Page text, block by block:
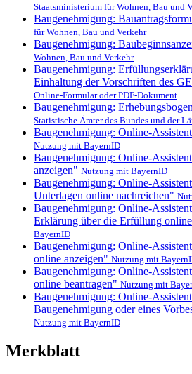
Staatsministerium für Wohnen, Bau und
Baugenehmigung:
für Wohnen, Bau und Verkehr
Baugenehmigung:
Wohnen, Bau und Verkehr
Baugenehmigung:
Einhaltung der Vorschriften des
Online-Formular oder PDF-Dokument
Baugenehmigung:
Statistische Ämter des Bundes und der
Baugenehmigung: Online-
Nutzung mit BayernID
Baugenehmigung: Online-
anzeigen" Nutzung mit BayernID
Baugenehmigung: Online-
Unterlagen online nachreichen"
Baugenehmigung: Online-
Erklärung über die Erfüllung
BayernID
Baugenehmigung: Online-
online anzeigen" Nutzung mit
Baugenehmigung: Online-
online beantragen" Nutzung mit
Baugenehmigung: Online-
Baugenehmigung oder eines
Nutzung mit BayernID
Merkblatt